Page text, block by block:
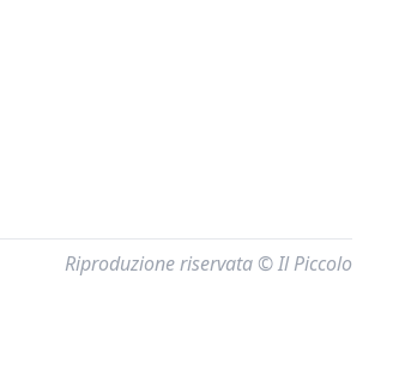
Riproduzione riservata © Il Piccolo